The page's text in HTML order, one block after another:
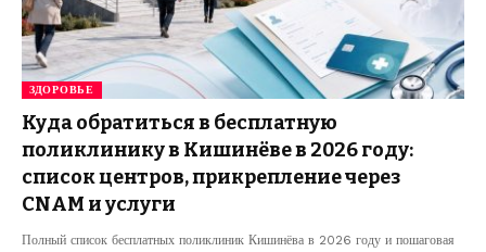
ЗДОРОВЬЕ
Куда обратиться в бесплатную
поликлинику в Кишинёве в 2026 году:
список центров, прикрепление через
CNAM и услуги
Полный список бесплатных поликлиник Кишинёва в 2026 году и пошаговая